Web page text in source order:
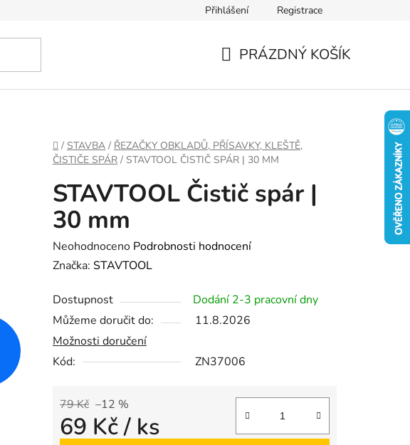
Přihlášení Registrace
PRÁZDNÝ KOŠÍK
DOMŮ
/ STAVBA / ŘEZAČKY OBKLADŮ, PŘÍSAVKY, KLEŠTĚ,
ČISTIČE SPÁR / STAVTOOL ČISTIČ SPÁR | 30 MM
STAVTOOL Čistič spár |
30 mm
Průměrné
hodnocení
je
0,0
z
5
Neohodnoceno Podrobnosti hodnocení
Značka: STAVTOOL
Dostupnost
Dodání 2-3 pracovní dny
Můžeme doručit do:
11.8.2026
Možnosti doručení
Kód:
ZN37006
79 Kč –12 %
69 Kč/ ks